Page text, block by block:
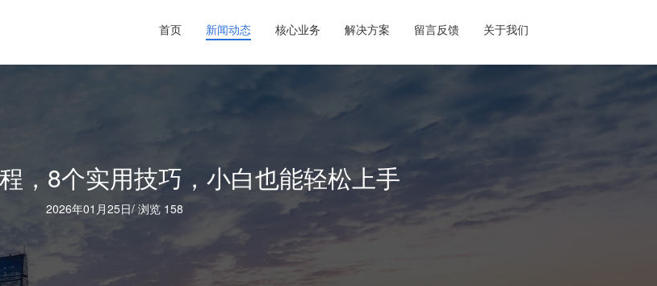
首页 新闻动态 核心业务 解决方案 留言反馈 关于我们
，8个实用技巧，小白也能轻松上手
2026年01月25日/ 浏览 158